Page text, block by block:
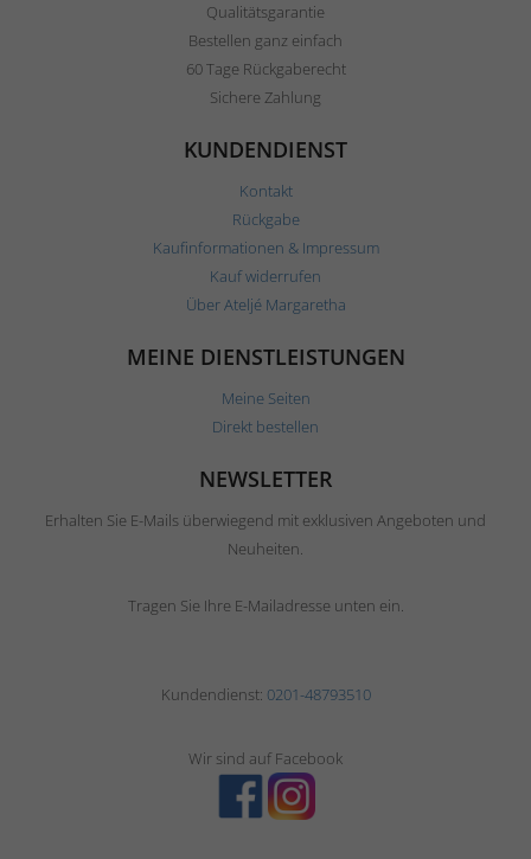
Qualitätsgarantie
Bestellen ganz einfach
60 Tage Rückgaberecht
Sichere Zahlung
KUNDENDIENST
Kontakt
Rückgabe
Kaufinformationen & Impressum
Kauf widerrufen
Über Ateljé Margaretha
MEINE DIENSTLEISTUNGEN
Meine Seiten
Direkt bestellen
NEWSLETTER
Erhalten Sie E-Mails überwiegend mit exklusiven Angeboten und
Neuheiten.
Tragen Sie Ihre E-Mailadresse unten ein.
Kundendienst: 0201-48793510
Wir sind auf Facebook